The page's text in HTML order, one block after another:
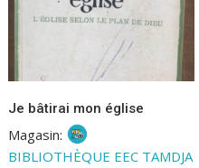
Je bâtirai mon église
Magasin:
BIBLIOTHÈQUE EEC TAMDJA